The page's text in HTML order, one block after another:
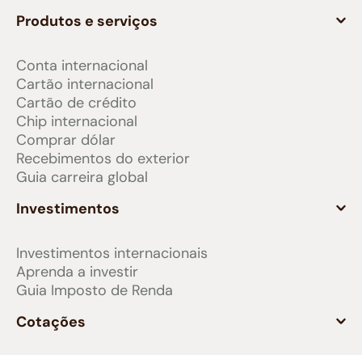
Produtos e serviços
Conta internacional
Cartão internacional
Cartão de crédito
Chip internacional
Comprar dólar
Recebimentos do exterior
Guia carreira global
Investimentos
Investimentos internacionais
Aprenda a investir
Guia Imposto de Renda
Cotações